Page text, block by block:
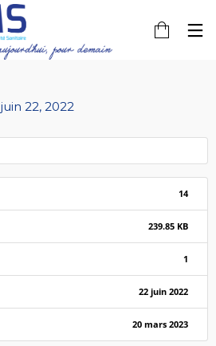
juin 22, 2022
14
239.85 KB
1
22 juin 2022
20 mars 2023